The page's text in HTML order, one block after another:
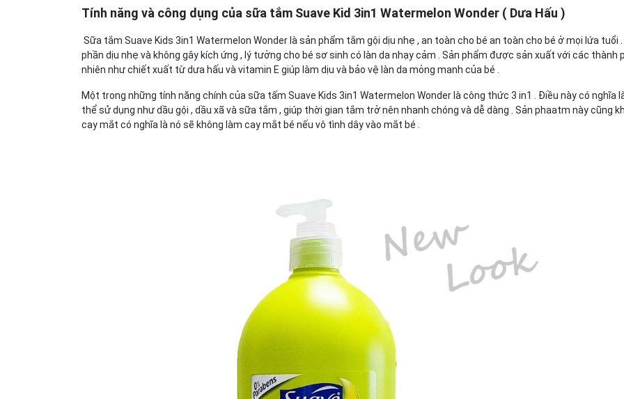
Tính năng và công dụng của sữa tắm Suave Kid 3in1 Watermelon Wonder ( Dưa Hấu )
Sữa tắm Suave Kids 3in1 Watermelon Wonder là sản phẩm tắm gội dịu nhẹ , an toàn cho bé an toàn cho bé ở mọi lứa tuổi
phần dịu nhẹ và không gây kích ứng , lý tưởng cho bé sơ sinh có làn da nhạy cảm . Sản phẩm được sản xuất với các thành
nhiên như chiết xuất từ dưa hấu và vitamin E giúp làm dịu và bảo vệ làn da mỏng manh của bé .
Một trong những tính năng chính của sữa tấm Suave Kids 3in1 Watermelon Wonder là công thức 3 in1 . Điều này có nghĩa
thể sử dụng như dầu gội , dầu xã và sữa tắm , giúp thời gian tắm trở nên nhanh chóng và dễ dàng . Sản phaatm này cũng
cay mắt có nghĩa là nó sẽ không làm cay mắt bé nếu vô tình dây vào mắt bé .